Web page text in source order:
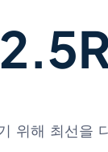
위해 최선을